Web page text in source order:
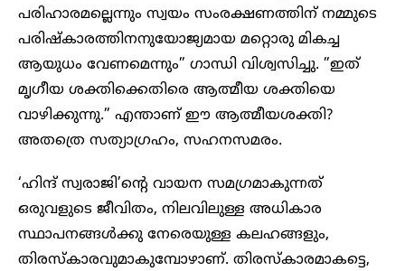
പരിഹാരമല്ലെന്നും സ്വയം സംരക്ഷണത്തിന് നമ്മുടെ
പരിഷ്‌കാരത്തിനനുയോജ്യമായ മറ്റൊരു മികച്ച
ആയുധം വേണമെന്നും” ഗാന്ധി വിശ്വസിച്ചു. ”ഇത്
മൃഗീയ ശക്തിക്കെതിരെ ആത്മീയ ശക്തിയെ
വാഴിക്കുന്നു.” എന്താണ് ഈ ആത്മീയശക്തി?
അതത്രെ സത്യാഗ്രഹം, സഹനസമരം.
‘ഹിന്ദ് സ്വരാജി’ന്റെ വായന സമഗ്രമാകുന്നത്
ഒരുവളുടെ ജീവിതം, നിലവിലുള്ള അധികാര
സ്ഥാപനങ്ങള്‍ക്കു നേരെയുള്ള കലഹങ്ങളും,
തിരസ്‌കാരവുമാകുമ്പോഴാണ്. തിരസ്‌കാരമാകട്ടെ,